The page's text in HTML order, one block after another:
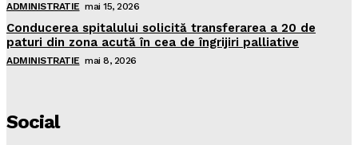
ADMINISTRATIE mai 15, 2026
Conducerea spitalului solicită transferarea a 20 de
paturi din zona acută în cea de îngrijiri palliative
ADMINISTRATIE mai 8, 2026
Social